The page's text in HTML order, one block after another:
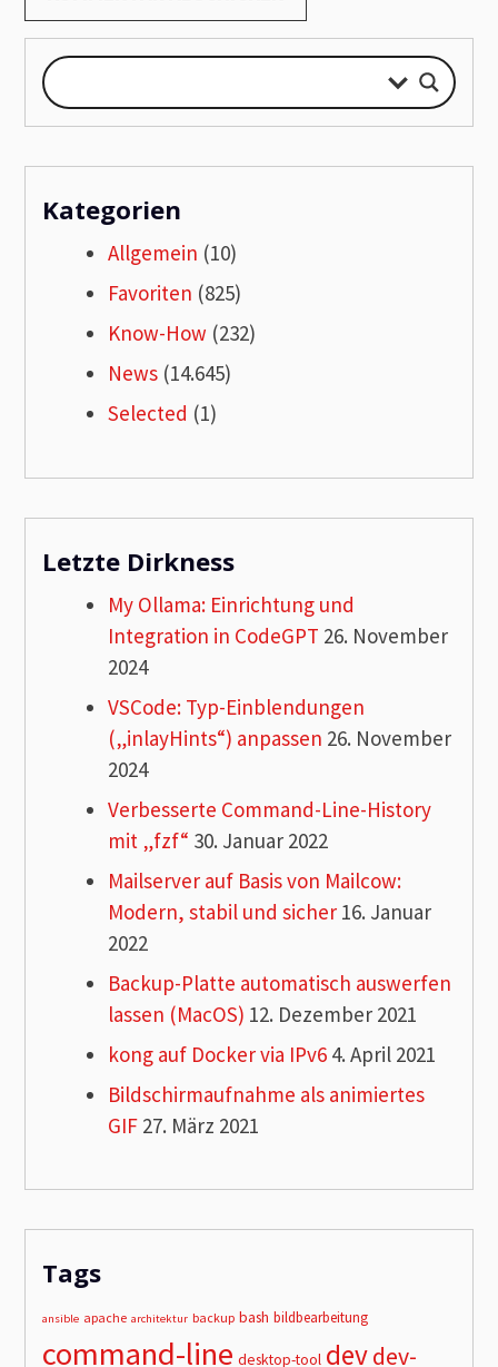
Kategorien
Allgemein (10)
Favoriten (825)
Know-How (232)
News (14.645)
Selected (1)
Letzte Dirkness
My Ollama: Einrichtung und
Integration in CodeGPT 26. November
2024
VSCode: Typ-Einblendungen
(„inlayHints“) anpassen 26. November
2024
Verbesserte Command-Line-History
mit „fzf“ 30. Januar 2022
Mailserver auf Basis von Mailcow:
Modern, stabil und sicher 16. Januar
2022
Backup-Platte automatisch auswerfen
lassen (MacOS) 12. Dezember 2021
kong auf Docker via IPv6 4. April 2021
Bildschirmaufnahme als animiertes
GIF 27. März 2021
Tags
ansible apache architektur backup bash bildbearbeitung
command-line desktop-tool devdev-